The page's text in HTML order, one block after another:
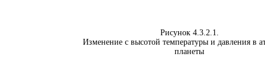
Рисунок 4.3.2.1.
Изменение с высотой температуры и давления в
планеты